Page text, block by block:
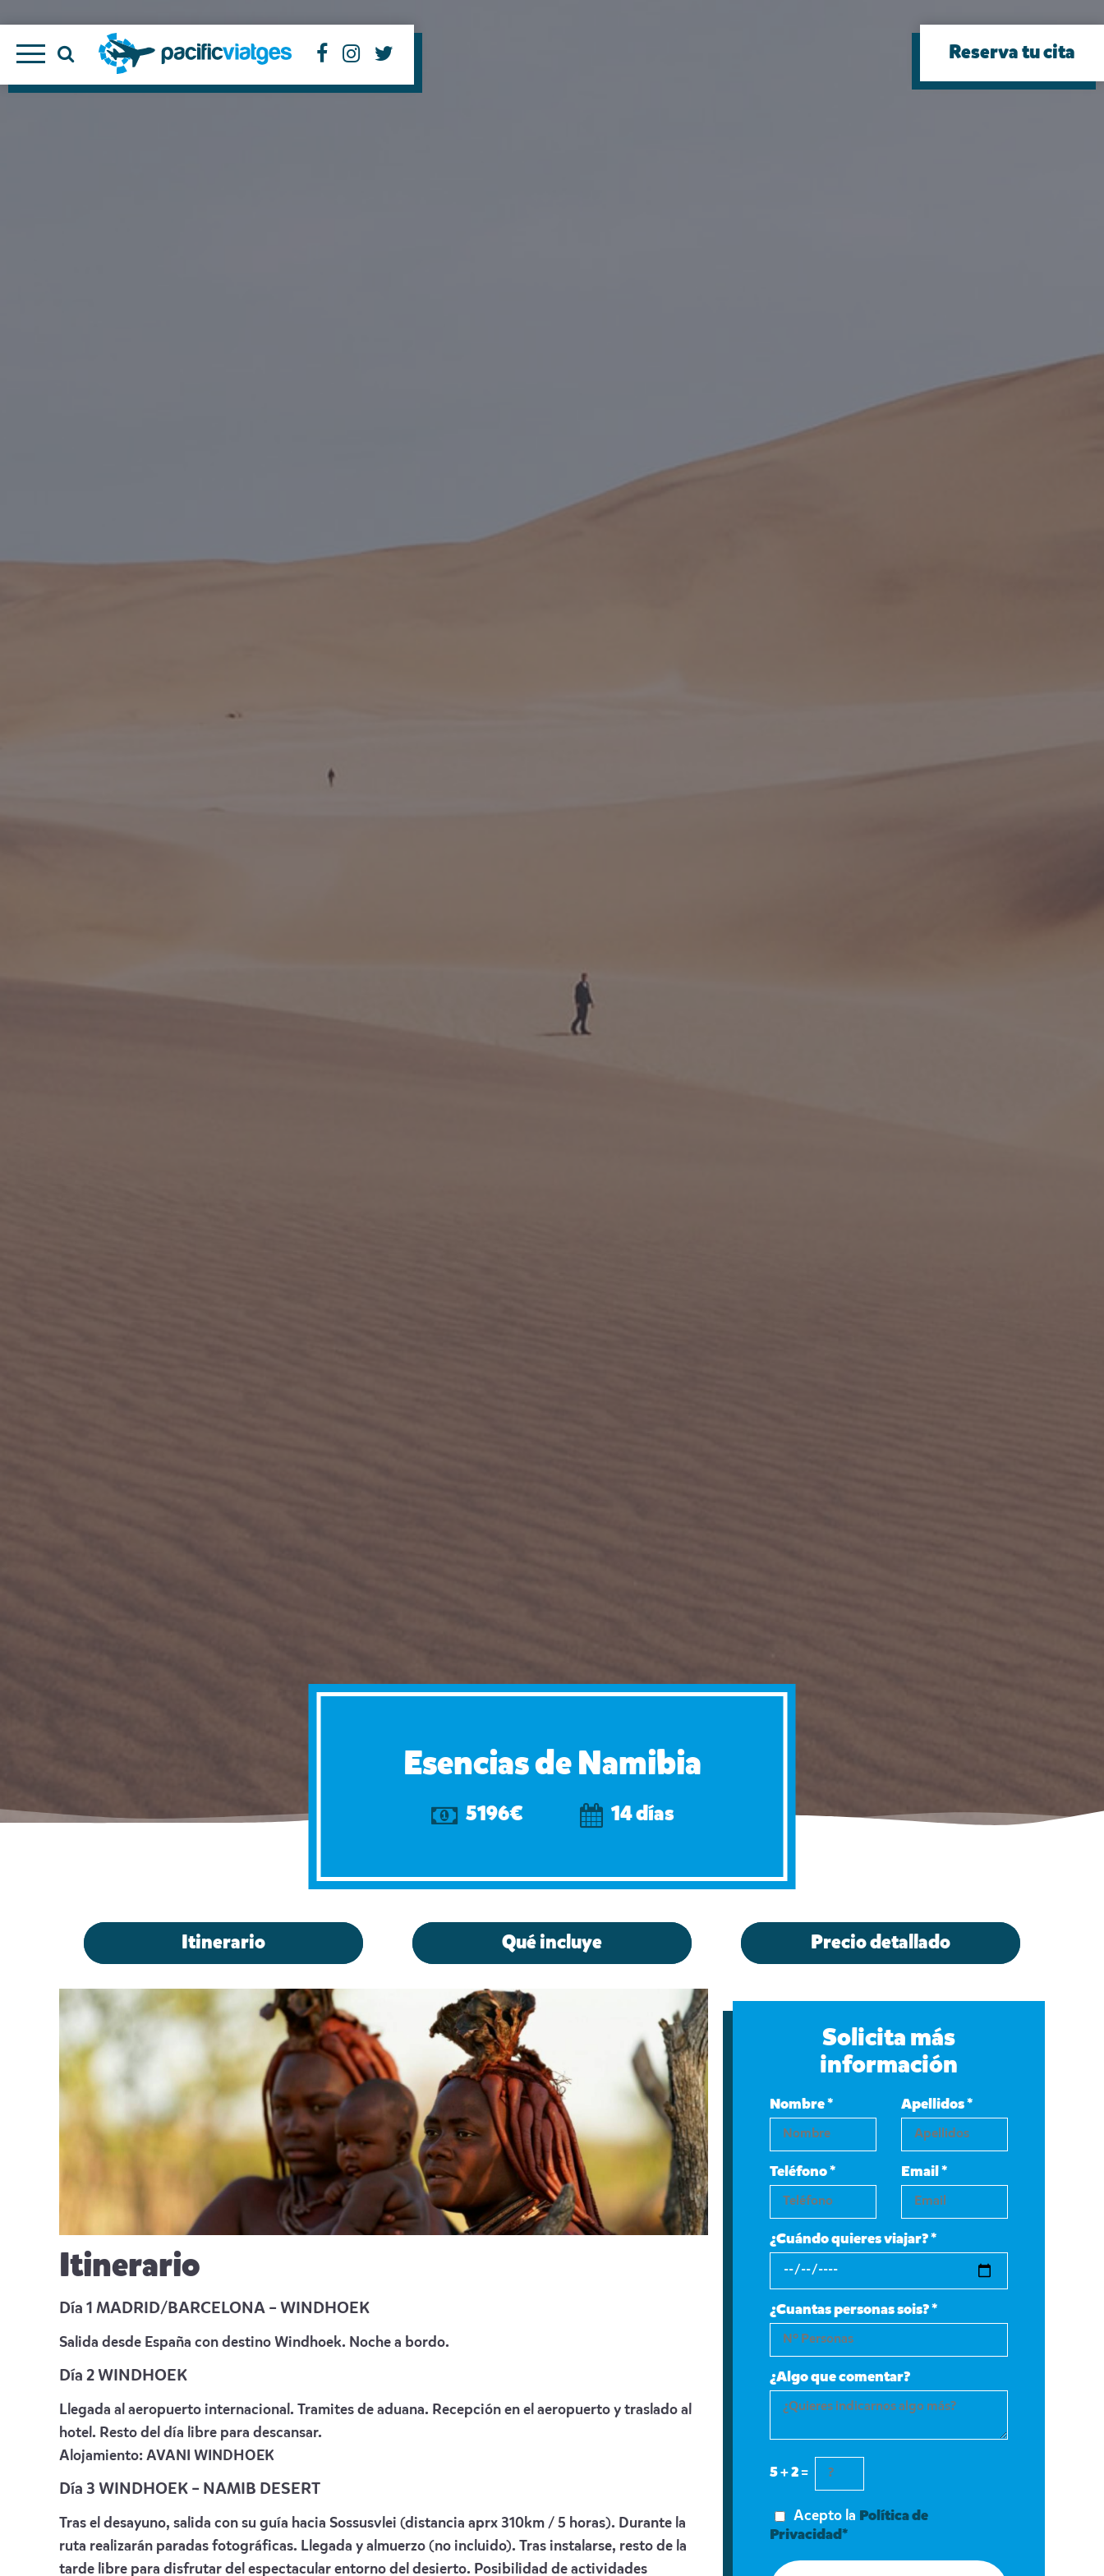
Reserva tu cita
Esencias de Namibia
5196€ 14 días
Itinerario Qué incluye Precio detallado
Itinerario
Día 1 MADRID/BARCELONA – WINDHOEK
Salida desde España con destino Windhoek. Noche a bordo.
Día 2 WINDHOEK
Llegada al aeropuerto internacional. Tramites de aduana. Recepción en el aeropuerto y traslado al
hotel. Resto del día libre para descansar.
Alojamiento: AVANI WINDHOEK
Día 3 WINDHOEK – NAMIB DESERT
Tras el desayuno, salida con su guía hacia Sossusvlei (distancia aprx 310km / 5 horas). Durante la
ruta realizarán paradas fotográficas. Llegada y almuerzo (no incluido). Tras instalarse, resto de la
tarde libre para disfrutar del espectacular entorno del desierto. Posibilidad de actividades
Solicita más
información
Nombre * Apellidos *
Teléfono * Email *
¿Cuándo quieres viajar? *
¿Cuantas personas sois? *
¿Algo que comentar?
5 + 2 =
Acepto la Política de
Privacidad*